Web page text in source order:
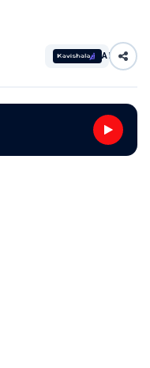
AI